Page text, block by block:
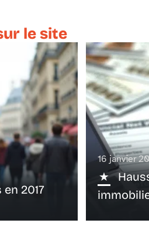
le site
2017
16 janvier